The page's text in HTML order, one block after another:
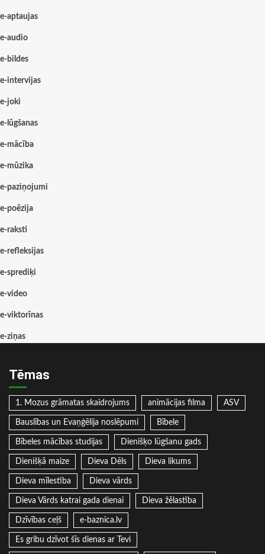
e-aptaujas
e-audio
e-bildes
e-intervijas
e-joki
e-lūgšanas
e-mācība
e-mūzika
e-paziņojumi
e-poēzija
e-raksti
e-refleksijas
e-sprediķi
e-video
e-viktorīnas
e-ziņas
Tēmas
1. Mozus grāmatas skaidrojums animācijas filma ASV
Bauslības un Evaņģēlija noslēpumi Bībele
Bībeles mācības studijas Dienišķo lūgšanu gads
Dienišķā maize Dieva Dēls Dieva likums
Dieva mīlestība Dieva vārds
Dieva Vārds katrai gada dienai Dieva žēlastība
Dzīvības ceļš e-baznica.lv
Es gribu dzīvot šīs dienas ar Tevi